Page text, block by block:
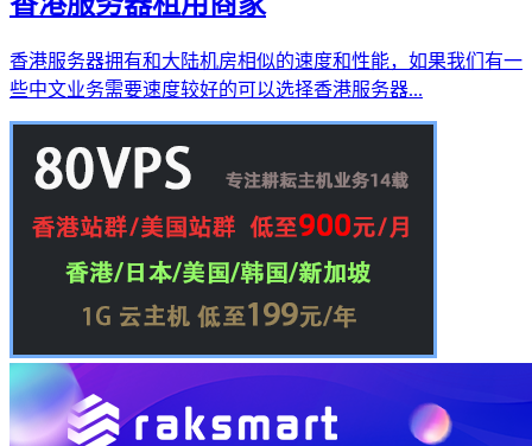
香港服务器拥有和大陆机房相似的速度和性能，如果我们有一
些中文业务需要速度较好的可以选择香港服务器...